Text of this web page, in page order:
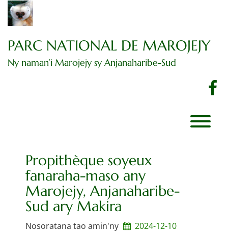
Dingano
amin'ny
votoatiny
PARC NATIONAL DE MAROJEJY
Ny naman’i Marojejy sy Anjanaharibe-Sud
Propithèque soyeux
fanaraha-maso any
Marojejy, Anjanaharibe-
Sud ary Makira
Nosoratana tao amin'ny 2024-12-10